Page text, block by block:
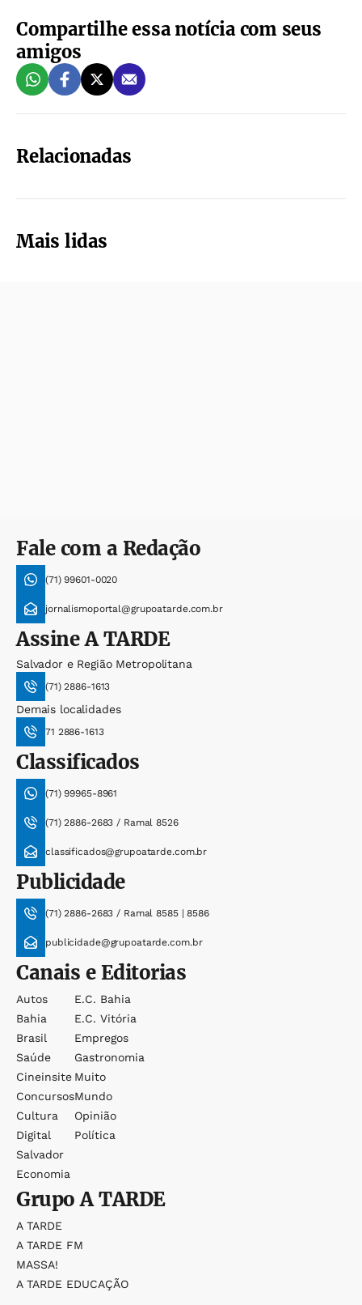
Compartilhe essa notícia com seus
amigos
Relacionadas
Mais lidas
Fale com a Redação
(71) 99601-0020
jornalismoportal@grupoatarde.com.br
AssineA TARDE
Salvador e Região Metropolitana
(71) 2886-1613
Demais localidades
71 2886-1613
Classificados
(71) 99965-8961
(71) 2886-2683 / Ramal 8526
classificados@grupoatarde.com.br
Publicidade
(71) 2886-2683 / Ramal 8585 | 8586
publicidade@grupoatarde.com.br
Canais e Editorias
Autos
Bahia
Brasil
Saúde
Cineinsite
Concursos
Cultura
Digital
Salvador
Economia
E.c. Bahia
E.c. Vitória
Empregos
Gastronomia
Muito
Mundo
Opinião
Política
GrupoA TARDE
A TARDE
A TARDE FM
MASSA!
A TARDE EDUCAÇÃO